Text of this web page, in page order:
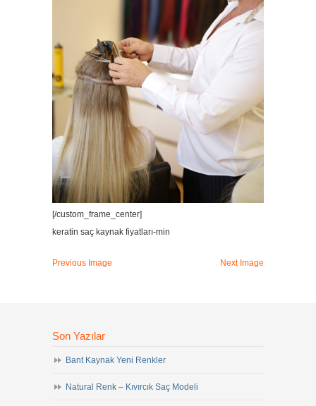
[/custom_frame_center]
keratin saç kaynak fiyatları-min
Previous Image Next Image
Son Yazılar
Bant Kaynak Yeni Renkler
Natural Renk – Kıvırcık Saç Modeli